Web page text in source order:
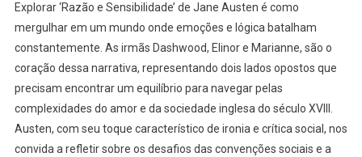
‘Razão
E
Sensibilidade’:
A
Profundidade
Das
Relações
Em
Explorar ‘Razão e Sensibilidade’ de Jane Austen é como
mergulhar em um mundo onde emoções e lógica batalham
constantemente. As irmãs Dashwood, Elinor e Marianne, são o
coração dessa narrativa, representando dois lados opostos que
precisam encontrar um equilíbrio para navegar pelas
complexidades do amor e da sociedade inglesa do século XVIII.
Austen, com seu toque característico de ironia e crítica social, nos
convida a refletir sobre os desafios das convenções sociais e a